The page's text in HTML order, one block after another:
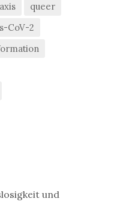
queer
CoV-2
und